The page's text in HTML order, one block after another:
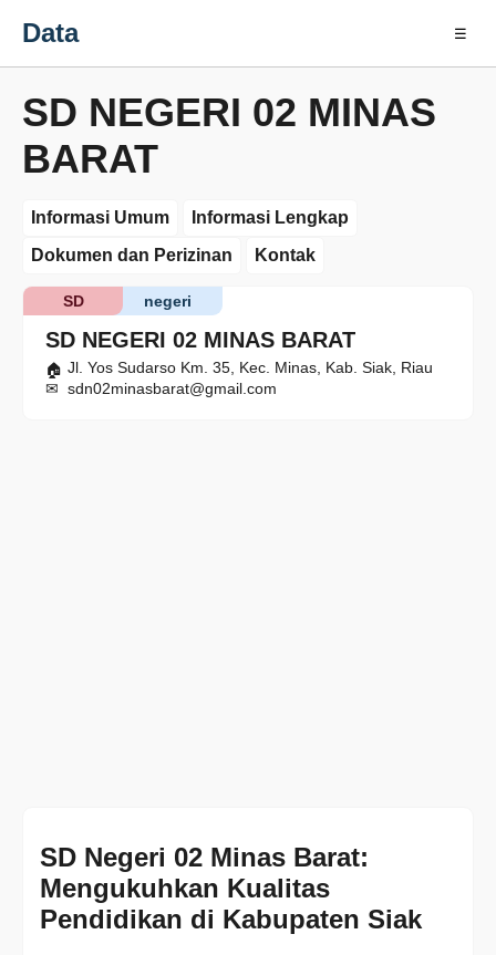
Data ☰
SD NEGERI 02 MINAS
BARAT
Informasi Umum
Informasi Lengkap
Dokumen dan Perizinan
Kontak
SD NEGERI 02 MINAS BARAT
negeri
SD
Jl. Yos Sudarso Km. 35, Kec. Minas, Kab. Siak, Riau
sdn02minasbarat@gmail.com
SD Negeri 02 Minas Barat:
Mengukuhkan Kualitas
Pendidikan di Kabupaten Siak